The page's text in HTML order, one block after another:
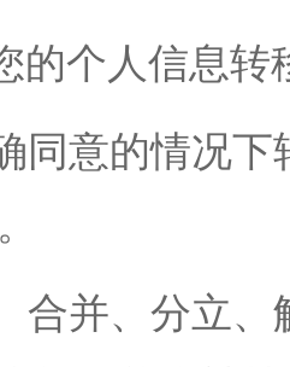
的个人信息
同意的情况
合并、分立